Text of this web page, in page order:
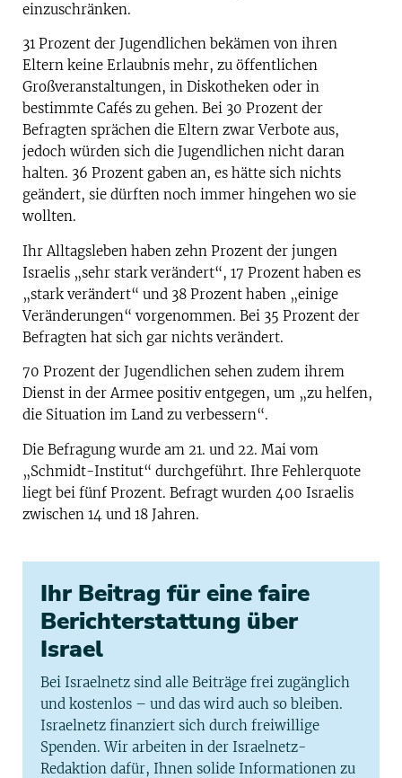
einzuschränken.
31 Prozent der Jugendlichen bekämen von ihren
Eltern keine Erlaubnis mehr, zu öffentlichen
Großveranstaltungen, in Diskotheken oder in
bestimmte Cafés zu gehen. Bei 30 Prozent der
Befragten sprächen die Eltern zwar Verbote aus,
jedoch würden sich die Jugendlichen nicht daran
halten. 36 Prozent gaben an, es hätte sich nichts
geändert, sie dürften noch immer hingehen wo sie
wollten.
Ihr Alltagsleben haben zehn Prozent der jungen
Israelis „sehr stark verändert“, 17 Prozent haben es
„stark verändert“ und 38 Prozent haben „einige
Veränderungen“ vorgenommen. Bei 35 Prozent der
Befragten hat sich gar nichts verändert.
70 Prozent der Jugendlichen sehen zudem ihrem
Dienst in der Armee positiv entgegen, um „zu helfen,
die Situation im Land zu verbessern“.
Die Befragung wurde am 21. und 22. Mai vom
„Schmidt-Institut“ durchgeführt. Ihre Fehlerquote
liegt bei fünf Prozent. Befragt wurden 400 Israelis
zwischen 14 und 18 Jahren.
Ihr Beitrag für eine faire
Berichterstattung über
Israel
Bei Israelnetz sind alle Beiträge frei zugänglich
und kostenlos – und das wird auch so bleiben.
Israelnetz finanziert sich durch freiwillige
Spenden. Wir arbeiten in der Israelnetz-
Redaktion dafür, Ihnen solide Informationen zu